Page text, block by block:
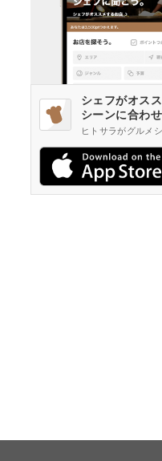
シェフがオス
シーンに合わ
ヒトサラがグルメ